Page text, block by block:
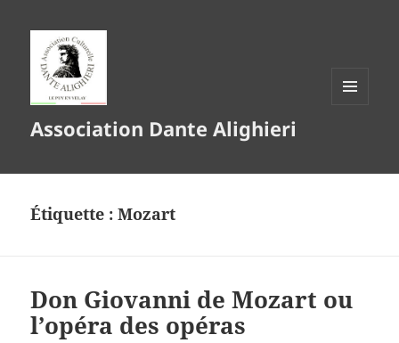
Association Dante Alighieri
Étiquette :Mozart
Don Giovanni de Mozart ou
l’opéra des opéras